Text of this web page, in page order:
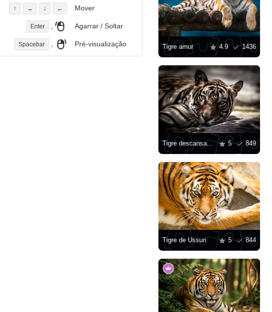
↑ → ↓ ← Mover
Enter , Agarrar / Soltar
Spacebar , Pré-visualização Tigre amur 4.9 1436
Tigre descansando na sombra 5 849
Tigre de Ussuri 5 844